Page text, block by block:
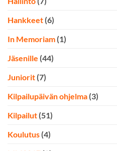
Hankkeet (6)
In Memoriam (1)
Jäsenille (44)
Juniorit (7)
Kilpailupäivän ohjelma (3)
Kilpailut (51)
Koulutus (4)